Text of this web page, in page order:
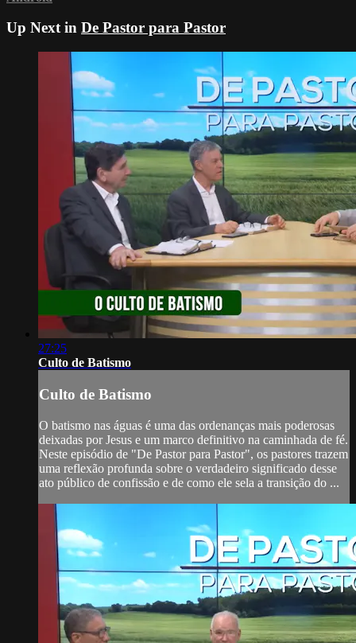
Up Next in De Pastor para Pastor
27:25
Culto de Batismo
Culto de Batismo
O batismo nas águas é uma das ordenanças mais poderosas
deixadas por Jesus e um marco definitivo na caminhada de fé.
Neste episódio de "De Pastor para Pastor", os pastores trazem
uma reflexão profunda sobre o verdadeiro significado desse
ato público de confissão e de como ele sela a transição do ...